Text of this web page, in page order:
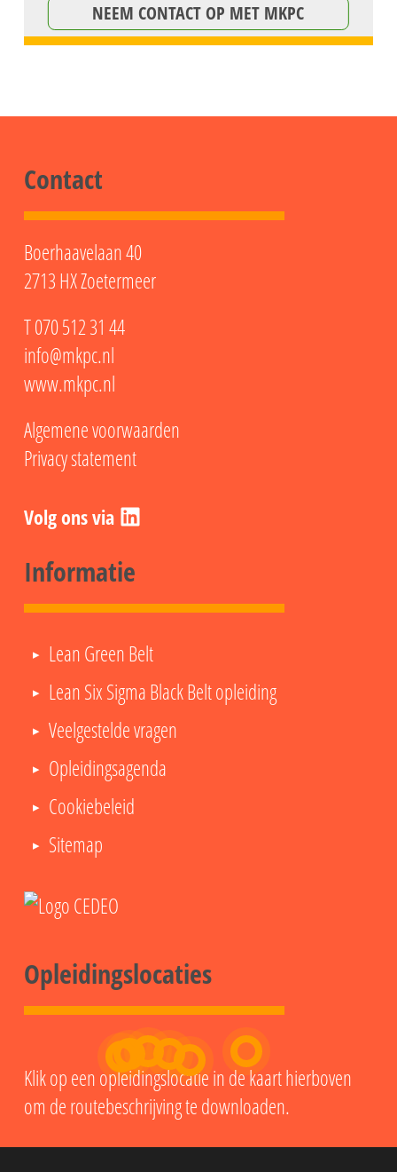
NEEM CONTACT OP MET MKPC
Contact
Boerhaavelaan 40
2713 HX Zoetermeer
T070 512 31 44
info@mkpc.nl
www.mkpc.nl
Algemene voorwaarden
Privacy statement
Informatie
Lean Green Belt
Lean Six Sigma Black Belt opleiding
Veelgestelde vragen
Opleidingsagenda
Cookiebeleid
Sitemap
Opleidingslocaties
Klik op een opleidingslocatie in de kaart hierboven
om de routebeschrijving te downloaden.